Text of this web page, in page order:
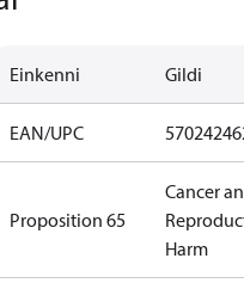
Einkenni Gildi
EAN/UPC
Proposition 65
Cancer
Harm